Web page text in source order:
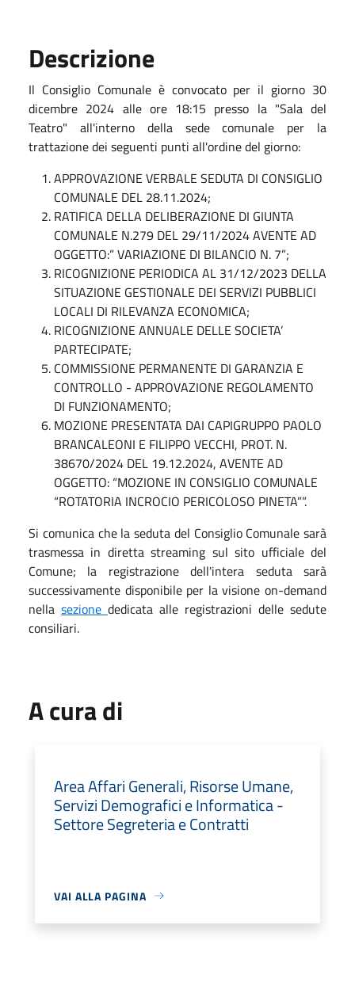
Descrizione
Il Consiglio Comunale è convocato per il giorno 30
dicembre 2024 alle ore 18:15 presso la "Sala del
Teatro" all'interno della sede comunale per la
trattazione dei seguenti punti all'ordine del giorno:
APPROVAZIONE VERBALE SEDUTA DI CONSIGLIO
COMUNALE DEL 28.11.2024;
RATIFICA DELLA DELIBERAZIONE DI GIUNTA
COMUNALE N.279 DEL 29/11/2024 AVENTE AD
OGGETTO:” VARIAZIONE DI BILANCIO N. 7”;
RICOGNIZIONE PERIODICA AL 31/12/2023 DELLA
SITUAZIONE GESTIONALE DEI SERVIZI PUBBLICI
LOCALI DI RILEVANZA ECONOMICA;
RICOGNIZIONE ANNUALE DELLE SOCIETA’
PARTECIPATE;
COMMISSIONE PERMANENTE DI GARANZIA E
CONTROLLO - APPROVAZIONE REGOLAMENTO
DI FUNZIONAMENTO;
MOZIONE PRESENTATA DAI CAPIGRUPPO PAOLO
BRANCALEONI E FILIPPO VECCHI, PROT. N.
38670/2024 DEL 19.12.2024, AVENTE AD
OGGETTO: “MOZIONE IN CONSIGLIO COMUNALE
“ROTATORIA INCROCIO PERICOLOSO PINETA””.
Si comunica che la seduta del Consiglio Comunale sarà
trasmessa in diretta streaming sul sito ufficiale del
Comune; la registrazione dell'intera seduta sarà
successivamente disponibile per la visione on-demand
nella sezione dedicata alle registrazioni delle sedute
consiliari.
A cura di
Area Affari Generali, Risorse Umane,
Servizi Demografici e Informatica -
Settore Segreteria e Contratti
VAI ALLA PAGINA